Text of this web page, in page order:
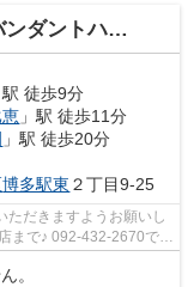
チジュウヨン)
駅 徒歩9分
」駅 徒歩11分
」駅 徒歩20分
博多駅東 ２丁目9-25
ただきますようお願いし
まで♪ 092-432-2670で
。